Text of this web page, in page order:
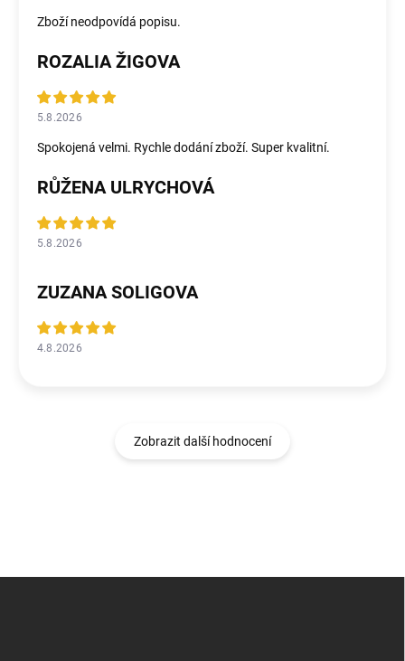
Zboží neodpovídá popisu.
ROZALIA ŽIGOVA
5.8.2026
Spokojená velmi. Rychle dodání zboží. Super kvalitní.
RŮŽENA ULRYCHOVÁ
5.8.2026
ZUZANA SOLIGOVA
4.8.2026
Zobrazit další hodnocení